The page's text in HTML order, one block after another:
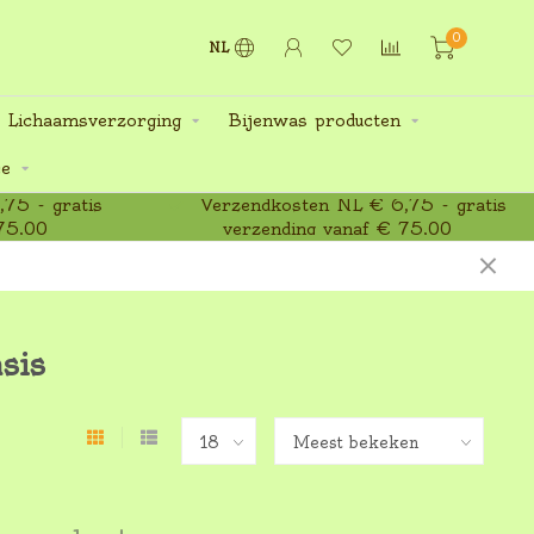
NL
0
Bijenwas producten
- gratis
Verzendkosten NL € 6,75 - gratis
verzending vanaf € 75,00